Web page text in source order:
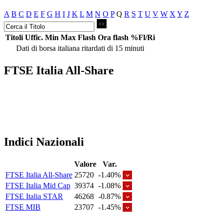
A B C D E F G H I J K L M N O P Q R S T U V W X Y Z
Titoli Uffic. Min Max Flash Ora flash %Fl/Ri
Dati di borsa italiana ritardati di 15 minuti
FTSE Italia All-Share
Indici Nazionali
Valore
Var.
FTSE Italia All-Share 25720 -1.40%
FTSE Italia Mid Cap 39374 -1.08%
FTSE Italia STAR
46268 -0.87%
FTSE MIB
23707 -1.45%